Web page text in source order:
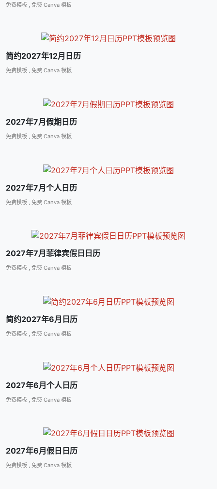
免费模板 免费 Canva 模板
简约2027年12月日历
免费模板 , 免费 Canva 模板
2027年7月假期日历
免费模板 , 免费 Canva 模板
2027年7月个人日历
免费模板 免费 Canva 模板
2027年7月菲律宾假日日历
免费模板 , 免费 Canva 模板
简约2027年6月日历
免费模板 , 免费 Canva 模板
2027年6月个人日历
免费模板 免费 Canva 模板
2027年6月假日日历
免费模板 , 免费 Canva 模板